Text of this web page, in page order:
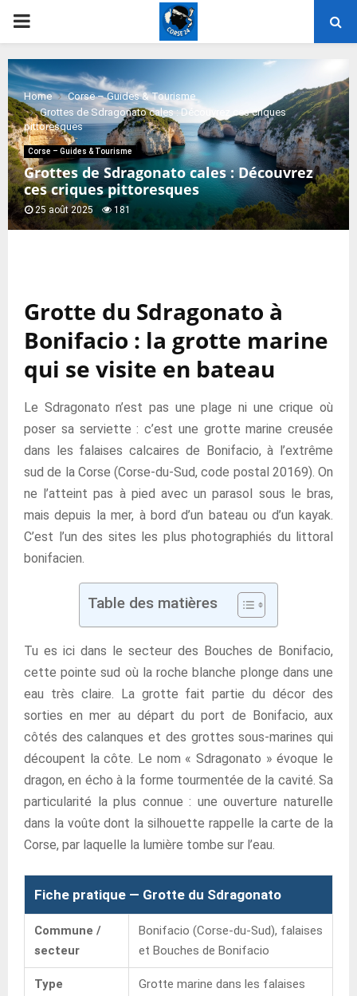
PRIMARY
MENU
Home
Corse – Guides & Tourisme
Grottes de Sdragonato cales : Découvrez ces criques
pittoresques
Corse – Guides & Tourisme
Grottes de Sdragonato cales : Découvrez
ces criques pittoresques
25 août 2025 181
Grotte du Sdragonato à
Bonifacio : la grotte marine
qui se visite en bateau
Le Sdragonato n’est pas une plage ni une crique où
poser sa serviette : c’est une grotte marine creusée
dans les falaises calcaires de Bonifacio, à l’extrême
sud de la Corse (Corse-du-Sud, code postal 20169). On
ne l’atteint pas à pied avec un parasol sous le bras,
mais depuis la mer, à bord d’un bateau ou d’un kayak.
C’est l’un des sites les plus photographiés du littoral
bonifacien.
Table des matières
Tu es ici dans le secteur des Bouches de Bonifacio,
cette pointe sud où la roche blanche plonge dans une
eau très claire. La grotte fait partie du décor des
sorties en mer au départ du port de Bonifacio, aux
côtés des calanques et des grottes sous-marines qui
découpent la côte. Le nom « Sdragonato » évoque le
dragon, en écho à la forme tourmentée de la cavité. Sa
particularité la plus connue : une ouverture naturelle
dans la voûte dont la silhouette rappelle la carte de la
Corse, par laquelle la lumière tombe sur l’eau.
Fiche pratique — Grotte du Sdragonato
Commune /
secteur
Bonifacio (Corse-du-Sud), falaises
et Bouches de Bonifacio
Type
Grotte marine dans les falaises